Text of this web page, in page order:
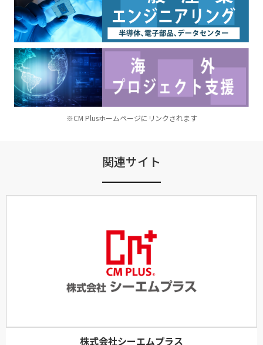
※CM Plusホームページにリンクされます
関連サイト
株式会社シーエムプラス